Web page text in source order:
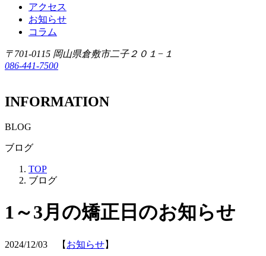
アクセス
お知らせ
コラム
〒701-0115 岡山県倉敷市二子２０１−１
086-441-7500
INFORMATION
BLOG
ブログ
TOP
ブログ
1～3月の矯正日のお知らせ
2024/12/03 【 お知らせ】